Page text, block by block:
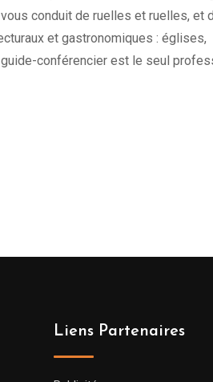
conduit de ruelles et ruelles, et
et gastronomiques : églises,
conférencier est le seul
Liens Partenaires